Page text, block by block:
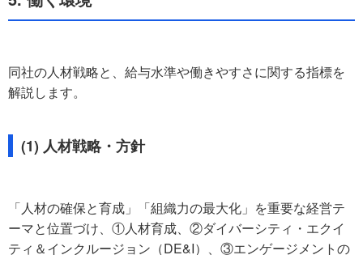
同社の人材戦略と、給与水準や働きやすさに関する指標を
解説します。
(1) 人材戦略・方針
「人材の確保と育成」「組織力の最大化」を重要な経営テ
ーマと位置づけ、①人材育成、②ダイバーシティ・エクイ
ティ＆インクルージョン（DE&I）、③エンゲージメントの